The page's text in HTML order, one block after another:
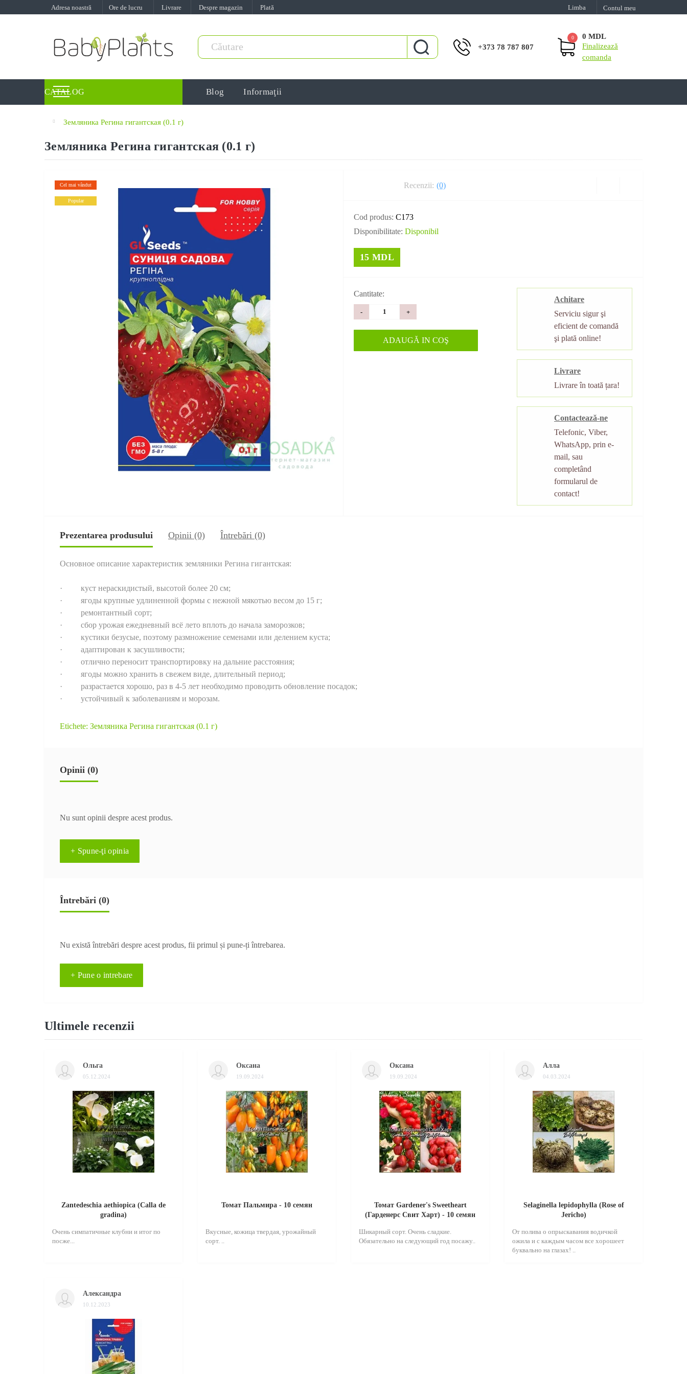
Adresa noastră Ore de lucru Livrare Despre magazin Plată Limba Contul meu
+373 78 787 807
0
0 MDL
Finalizează
comanda
CATALOG Blog Informaţii
Земляника Регина гигантская (0.1 г)
Земляника Регина гигантская (0.1 г)
Cel mai vândut
Popular
Recenzii: (0)
Cod produs: C173
Disponibilitate: Disponibil
15 MDL
Cantitate:
- +
ADAUGĂ IN COŞ
Achitare
Serviciu sigur şi
eficient de comandă
şi plată online!
Livrare
Livrare în toată țara!
Contactează-ne
Telefonic, Viber,
WhatsApp, prin e-
mail, sau
completând
formularul de
contact!
Prezentarea produsului Opinii (0) Întrebări (0)
Основное описание характеристик земляники Регина гигантская:
· куст нераскидистый, высотой более 20 см;
· ягоды крупные удлиненной формы с нежной мякотью весом до 15 г;
· ремонтантный сорт;
· сбор урожая ежедневный всё лето вплоть до начала заморозков;
· кустики безусые, поэтому размножение семенами или делением куста;
· адаптирован к засушливости;
· отлично переносит транспортировку на дальние расстояния;
· ягоды можно хранить в свежем виде, длительный период;
· разрастается хорошо, раз в 4-5 лет необходимо проводить обновление посадок;
· устойчивый к заболеваниям и морозам.
Etichete: Земляника Регина гигантская (0.1 г)
Opinii (0)
Nu sunt opinii despre acest produs.
+ Spune-ţi opinia
Întrebări (0)
Nu există întrebări despre acest produs, fii primul și pune-ți întrebarea.
+ Pune o intrebare
Ultimele recenzii
Ольга
05.12.2024
Zantedeschia aethiopica (Calla de
gradina)
Очень симпатичные клубни и итог по
посже...
Оксана
19.09.2024
Томат Пальмира - 10 семян
Вкусные, кожица твердая, урожайный
сорт. ..
Оксана
19.09.2024
Томат Gardener's Sweetheart
(Гарденерс Свит Харт) - 10 семян
Шикарный сорт. Очень сладкие.
Обязательно на следующий год посажу..
Алла
04.03.2024
Selaginella lepidophylla (Rose of
Jericho)
От полива о опрыскавания водичкой
ожила и с каждым часом все хорошеет
буквально на глазах! ..
Александра
10.12.2023